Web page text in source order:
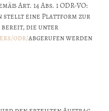
Art. 14 Abs. 1 ODR-VO:
stellt eine Plattform zur
bereit, die unter
odr/abgerufen werden